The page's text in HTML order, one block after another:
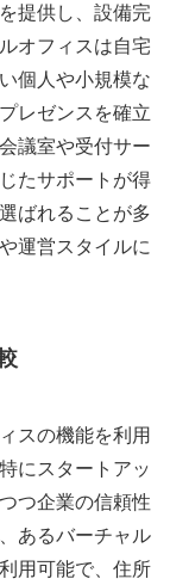
提供し、設備完
オフィスは自宅
個人や小規模な
レゼンスを確立
議室や受付サー
たサポートが得
ばれることが多
運営スタイルに
スの機能を利用
にスタートアッ
つ企業の信頼性
あるバーチャル
用可能で、住所